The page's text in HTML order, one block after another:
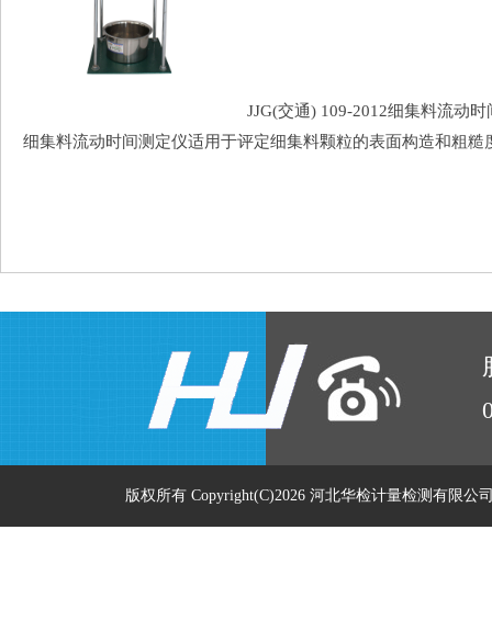
JJG(交通) 109-2012细集料流动
细集料流动时间测定仪适用于评定细集料颗粒的表面构造和粗
版权所有 Copyright(C)2026 河北华检计量检测有限